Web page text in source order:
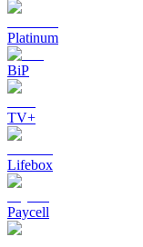
Platinum
BiP
TV+
Lifebox
Paycell